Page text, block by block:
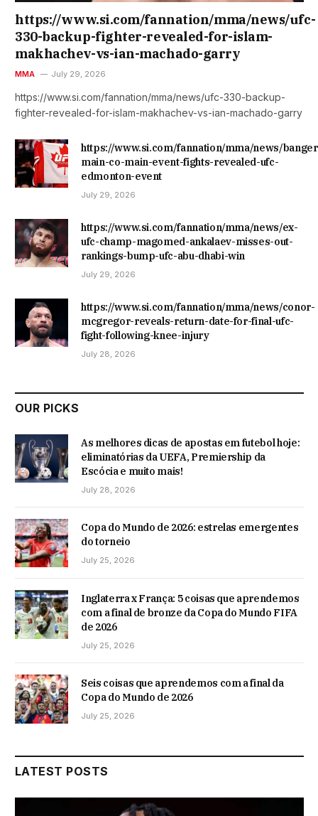
https://www.si.com/fannation/mma/news/ufc-
330-backup-fighter-revealed-for-islam-
makhachev-vs-ian-machado-garry
MMA July 29, 2026
https://www.si.com/fannation/mma/news/ufc-330-backup-
fighter-revealed-for-islam-makhachev-vs-ian-machado-garry
https://www.si.com/fannation/mma/news/
main-co-main-event-fights-revealed-ufc-
edmonton-event
July 29, 2026
https://www.si.com/fannation/mma/news/ex-
ufc-champ-magomed-ankalaev-misses-out-
rankings-bump-ufc-abu-dhabi-win
July 29, 2026
https://www.si.com/fannation/mma/news/conor-
mcgregor-reveals-return-date-for-final-ufc-
fight-following-knee-injury
July 28, 2026
OUR PICKS
As melhores dicas de apostas em futebol hoje:
eliminatórias da UEFA, Premiership da
Escócia e muito mais!
July 28, 2026
Copa do Mundo de 2026: estrelas emergentes
do torneio
July 25, 2026
Inglaterra x França: 5 coisas que aprendemos
com a final de bronze da Copa do Mundo FIFA
de 2026
July 25, 2026
Seis coisas que aprendemos com a final da
Copa do Mundo de 2026
July 25, 2026
LATEST POSTS